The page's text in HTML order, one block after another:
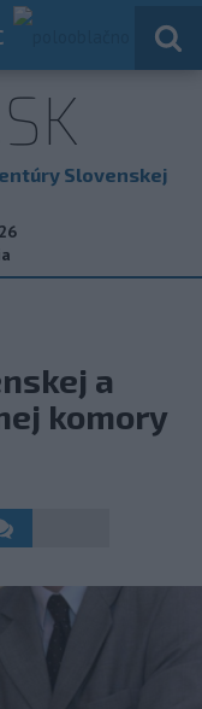
Slovenskej
a
komory